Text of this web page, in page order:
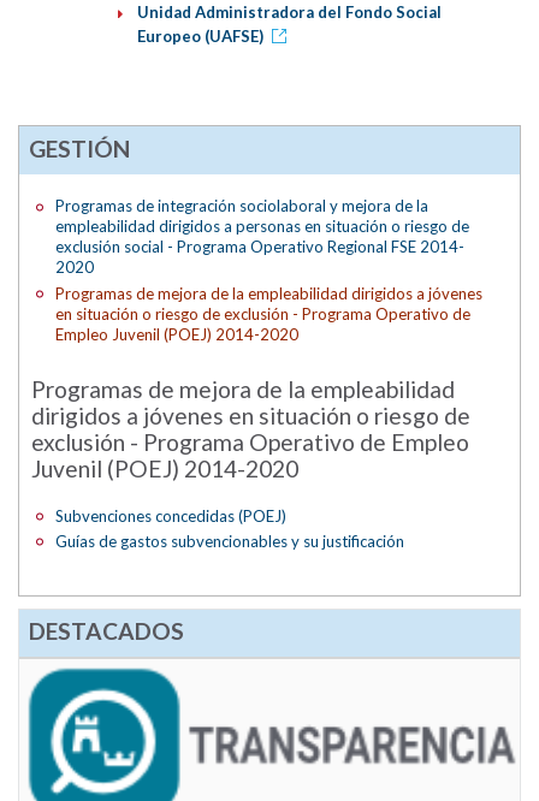
Unidad Administradora del Fondo Social
Europeo (UAFSE)
GESTIÓN
Programas de integración sociolaboral y mejora de la
empleabilidad dirigidos a personas en situación o riesgo de
exclusión social - Programa Operativo Regional FSE 2014-
2020
Programas de mejora de la empleabilidad dirigidos a jóvenes
en situación o riesgo de exclusión - Programa Operativo de
Empleo Juvenil (POEJ) 2014-2020
Programas de mejora de la empleabilidad
dirigidos a jóvenes en situación o riesgo de
exclusión - Programa Operativo de Empleo
Juvenil (POEJ) 2014-2020
Subvenciones concedidas (POEJ)
Guías de gastos subvencionables y su justificación
DESTACADOS